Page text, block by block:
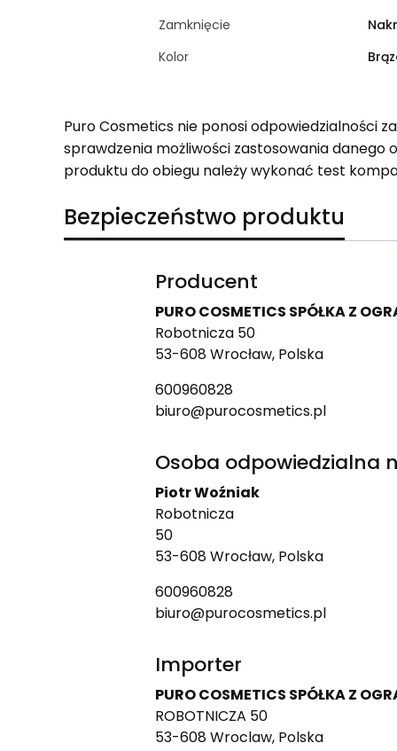
Zamknięcie
Kolor
Puro Cosmetics nie ponosi odpowiedzialności
sprawdzenia możliwości zastosowania
produktu do obiegu należy wykonać test
Bezpieczeństwo produktu
Producent
PURO COSMETICS SPÓŁKA Z
Robotnicza 50
53-608 Wrocław, Polska
600960828
biuro@purocosmetics.pl
Osoba odpowiedzialna
Piotr Woźniak
Robotnicza
50
53-608 Wrocław, Polska
600960828
biuro@purocosmetics.pl
Importer
PURO COSMETICS SPÓŁKA Z
ROBOTNICZA 50
53-608 Wroclaw, Polska